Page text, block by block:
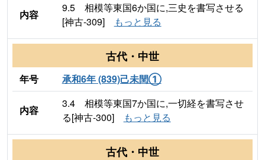
内容
9.5 相模等東国6か国に,三史を書写させる
[神古-309]
もっと見る
古代・中世
年号 承和6年 (839)己未閏①
内容
3.4 相模等東国7か国に,一切経を書写させ
る[神古-300]
もっと見る
古代・中世